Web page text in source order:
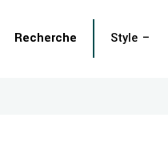
Style
Recherche